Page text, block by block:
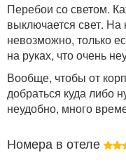
Перебои со светом.
выключается свет. На
невозможно, только
на руках, что очень
Вообще, чтобы от
добраться куда либо
неудобно, много
Номера в отеле